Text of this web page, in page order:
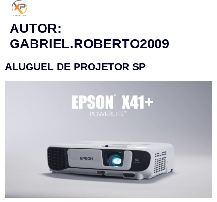
AUTOR:
GABRIEL.ROBERTO2009
ALUGUEL DE PROJETOR SP